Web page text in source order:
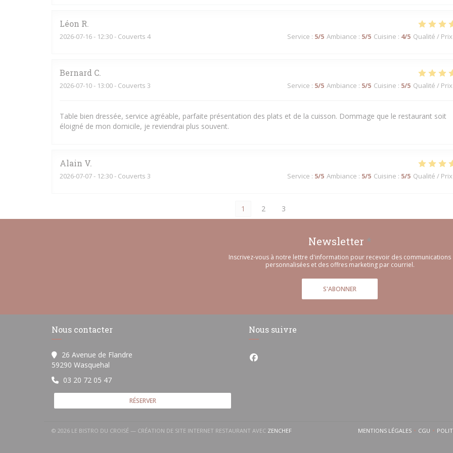
Léon R
2026-07-16- 12:30 - Couverts 4 Service : 5/5 Ambiance : 5/5 Cuisine : 4/5 Qualité / Prix
Bernard C
2026-07-10- 13:00 - Couverts 3 Service : 5/5 Ambiance : 5/5 Cuisine : 5/5 Qualité / Prix
Table bien dressée, service agréable, parfaite présentation des plats et de la cuisson. Dommage que le restaurant soit
éloigné de mon domicile, je reviendrai plus souvent.
Alain V
2026-07-07- 12:30 - Couverts 3 Service : 5/5 Ambiance : 5/5 Cuisine : 5/5 Qualité / Prix
1 2 3
Newsletter *
Inscrivez-vous à notre lettre d'information pour recevoir des communications
personnalisées et des offres marketing par courriel.
S'ABONNER
Nous contacter
26 Avenue de Flandre
59290 Wasquehal
03 20 72 05 47
RÉSERVER
Nous suivre
Facebook ((ouvre une nouvelle fenêtre))
© 2026 LE BISTRO DU CROISÉ — CRÉATION DE SITE INTERNET RESTAURANT AVEC ZENCHEF((OUVRE UNE NOUVELLE FENÊTRE))MENTIONS LÉGALES((OUVRE UNE NOUVELLE
CGU((OUVRE